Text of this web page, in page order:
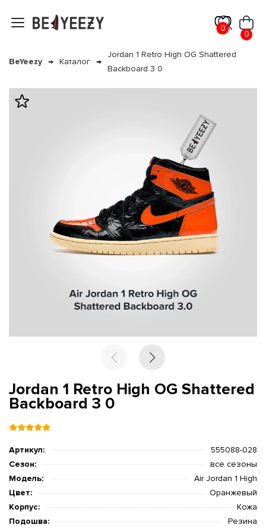
0
0
BeYeezy Каталог
Jordan 1 Retro High OG Shattered
Backboard 3 0
Jordan 1 Retro High OG Shattered
Backboard 3 0
Артикул:
555088-028
Сезон:
все сезоны
Модель:
Air Jordan 1 High
Цвет:
Оранжевый
Корпус:
Кожа
Подошва:
Резина